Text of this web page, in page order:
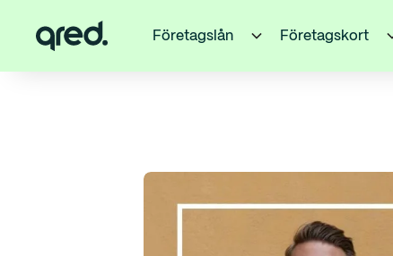
Företagslån Företagskort